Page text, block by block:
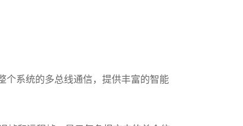
个系统的多总线通信，提供丰富的智能